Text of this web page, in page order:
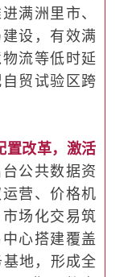
满洲里市、
设，有效满
流等低时延
贸试验区跨
改革，激活
公共数据资
营、价格机
场化交易筑
心搭建覆盖
地，形成全